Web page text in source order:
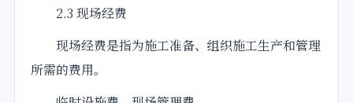
2.3 现场经费
现场经费是指为施工准备、组织施工生产和管理
所需的费用。